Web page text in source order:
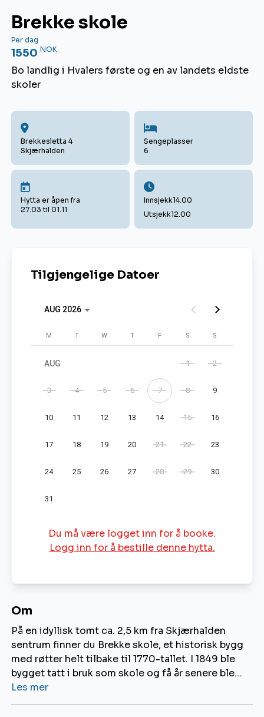
Brekke skole
Per dag
1550 NOK
Bo landlig i Hvalers første og en av landets eldste
skoler
Brekkesletta 4
Skjærhalden
Sengeplasser
6
Hytta er åpen fra
27.03 til 01.11
Innsjekk14.00
Utsjekk12.00
Tilgjengelige Datoer
AUG 2026
M T W T F S S
AUG 1 2
3 4 5 6 7 8 9
10 11 12 13 14 15 16
17 18 19 20 21 22 23
24 25 26 27 28 29 30
31
Du må være logget inn for å booke.
Logg inn for å bestille denne hytta.
Om
På en idyllisk tomt ca. 2,5 km fra Skjærhalden
sentrum finner du Brekke skole, et historisk bygg
med røtter helt tilbake til 1770-tallet. I 1849 ble
bygget tatt i bruk som skole og få år senere ble
det utvidet med en ny etasje. Skolen var i bruk helt
frem til 1960-tallet, men sto i fare for å bli revet
Les mer